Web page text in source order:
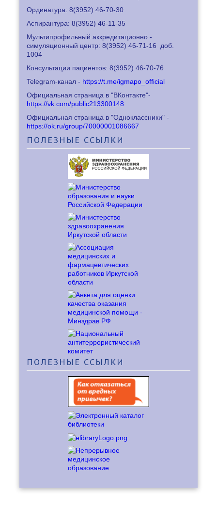
Ординатура: 8(3952) 46-70-30
Аспирантура: 8(3952) 46-11-35
Мультипрофильный аккредитационно -
симуляционный центр: 8(3952) 46-71-16
доб.
1004
Консультации пациентов: 8(3952) 46-70-76
Telegram-канал - https://t.me/igmapo_official
Официальная страница в "ВКонтакте"-
https://vk.com/public213300148
Официальная страница в "Одноклассники" -
https://ok.ru/group/70000001086667
ПОЛЕЗНЫЕ ССЫЛКИ
ПОЛЕЗНЫЕ ССЫЛКИ